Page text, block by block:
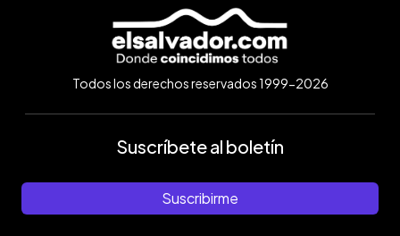
Todos los derechos reservados 1999-2026
Suscríbete al boletín
Suscribirme